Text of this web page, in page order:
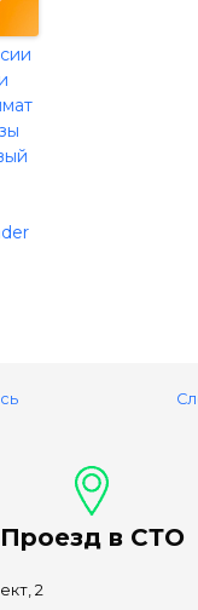
Проезд в СТО
2